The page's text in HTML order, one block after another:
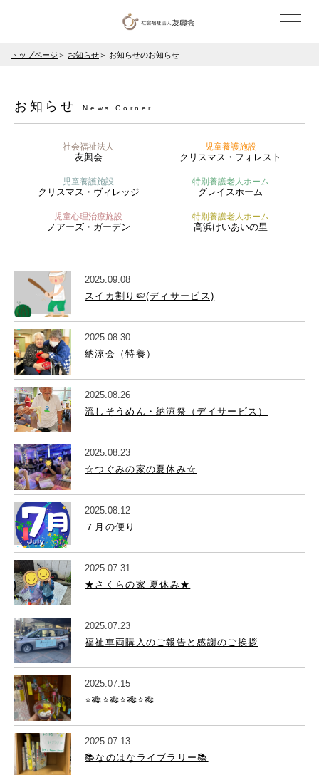
トップページ お知らせ お知らせのお知らせ
お知らせ News Corner
社会福祉法人
友興会
児童養護施設
クリスマス・フォレスト
児童養護施設
クリスマス・ヴィレッジ
特別養護老人ホーム
グレイスホーム
児童心理治療施設
ノアーズ・ガーデン
特別養護老人ホーム
高浜けいあいの里
2025.09.08
スイカ割り🍉(ディサービス)
2025.08.30
納涼会（特養）
2025.08.26
流しそうめん・納涼祭（デイサービス）
2025.08.23
☆つぐみの家の夏休み☆
2025.08.12
７月の便り
2025.07.31
★さくらの家 夏休み★
2025.07.23
福祉車両購入のご報告と感謝のご挨拶
2025.07.15
⭐️🎋⭐️🎋⭐️🎋⭐️🎋
2025.07.13
📚なのはなライブラリー📚